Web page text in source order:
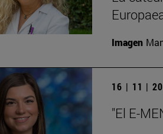
Imagen
16 | 11 |
"El E-